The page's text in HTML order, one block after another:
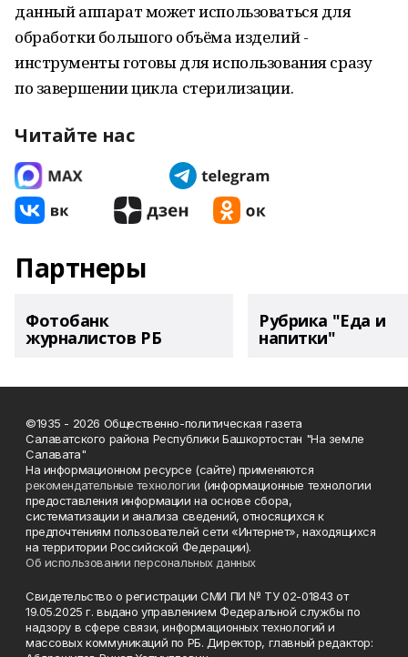
данный аппарат может использоваться для
обработки большого объёма изделий -
инструменты готовы для использования сразу
по завершении цикла стерилизации.
Читайте нас
Партнеры
Фотобанк
журналистов РБ
Рубрика "Еда и
напитки"
©1935 - 2026 Общественно-политическая газета
Салаватского района Республики Башкортостан "На земле
Салавата"
На информационном ресурсе (сайте) применяются
рекомендательные технологии (информационные технологии
предоставления информации на основе сбора,
систематизации и анализа сведений, относящихся к
предпочтениям пользователей сети «Интернет», находящихся
на территории Российской Федерации).
Об использовании персональных данных
Свидетельство о регистрации СМИ ПИ № ТУ 02-01843 от
19.05.2025 г. выдано управлением Федеральной службы по
надзору в сфере связи, информационных технологий и
массовых коммуникаций по РБ. Директор, главный редактор: